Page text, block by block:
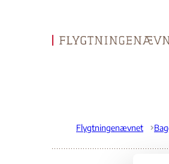
Gå til forsiden
Flygtningenævnet